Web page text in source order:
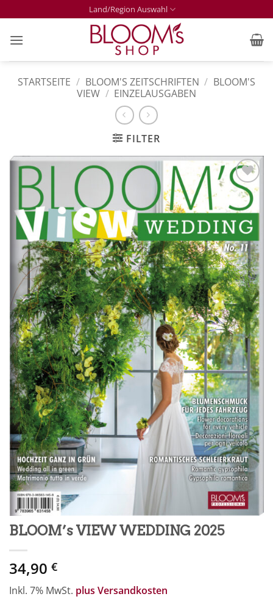
Inhalt
springen
Land/Region Auswahl
STARTSEITE / BLOOM'S ZEITSCHRIFTEN / BLOOM'S
VIEW / EINZELAUSGABEN
FILTER
Zur
Merkliste
hinzufügen
BLOOM’s VIEW WEDDING 2025
34,90 €
Inkl. 7% MwSt. plus Versandkosten